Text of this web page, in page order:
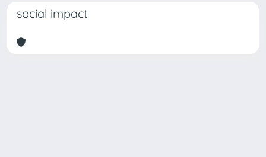
social impact